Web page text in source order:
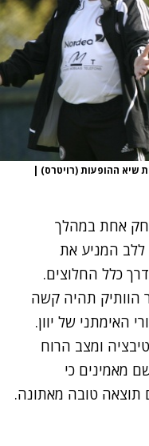
שיא ההופעות (רויטרס) |
אחת במהלך
ללב המניע את
כלל החלוצים.
תהיה קשה
האימתני של יוון.
ומצב הרוח
מאמינים כי
תוצאה טובה מאתונה.